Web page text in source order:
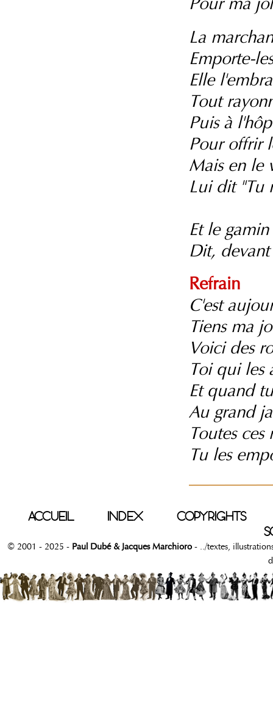
La
Emporte-
Elle
Tout
Puis à
Pour offrir
Mais en le
Lui dit "Tu
Et le
Dit,
Refrain
C'est
Tiens ma
Voici des
Toi qui les
Et quand
Au grand
Toutes ces
Tu les
ACCUEIL INDEX
COPYRIGHTS
© 2001 - 2025 - Paul Dubé & Jacques Marchioro - ../textes,